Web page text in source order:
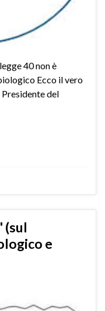
40 non è
Ecco il vero
del
(sul
e